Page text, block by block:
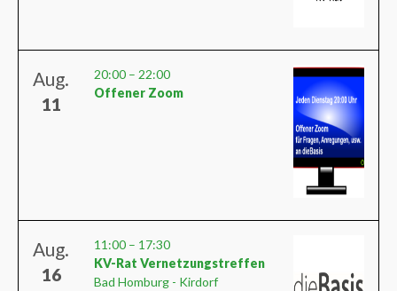
Aug.
11
20:00 – 22:00
Offener Zoom
Aug.
16
11:00 – 17:30
KV-Rat Vernetzungstreffen
Bad Homburg - Kirdorf